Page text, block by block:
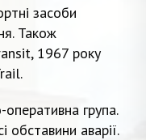
засоби
Також
1967 року
група.
обставини аварії.